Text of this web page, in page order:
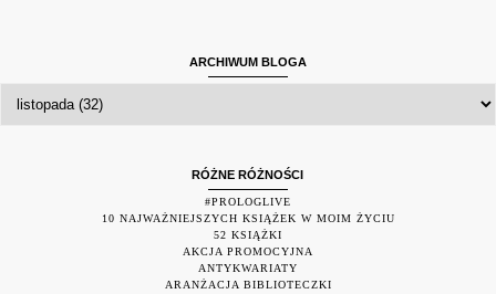
ARCHIWUM BLOGA
RÓŻNE RÓŻNOŚCI
#PROLOGLIVE
10 NAJWAŻNIEJSZYCH KSIĄŻEK W MOIM ŻYCIU
52 KSIĄŻKI
AKCJA PROMOCYJNA
ANTYKWARIATY
ARANŻACJA BIBLIOTECZKI